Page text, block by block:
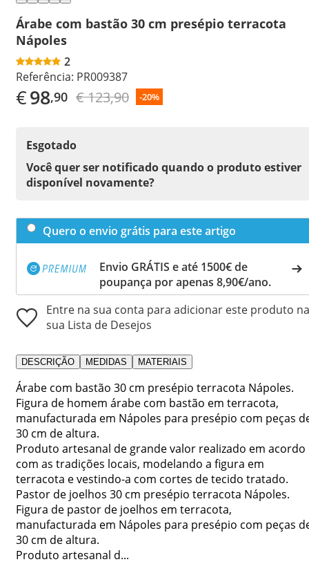
Árabe com bastão 30 cm presépio terracota
Nápoles
2
Referência: PR009387
€98,90 € 123,90 -20%
Esgotado
Você quer ser notificado quando o produto estiver
disponível novamente?
Quero o envio grátis para este artigo
Envio GRÁTIS e até 1500€ de
poupança por apenas 8,90€/ano.
Entre na sua conta para adicionar este produto na
sua Lista de Desejos
DESCRIÇÃO MEDIDAS MATERIAIS
Árabe com bastão 30 cm presépio terracota Nápoles.
Figura de homem árabe com bastão em terracota,
manufacturada em Nápoles para presépio com peças
30 cm de altura.
Produto artesanal de grande valor realizado em acordo
com as tradições locais, modelando a figura em
terracota e vestindo-a com cortes de tecido tratado.
Pastor de joelhos 30 cm presépio terracota Nápoles.
Figura de pastor de joelhos em terracota,
manufacturada em Nápoles para presépio com peças
30 cm de altura.
Produto artesanal d...